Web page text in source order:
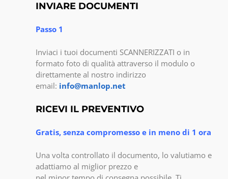
INVIARE DOCUMENTI
Passo 1
Inviaci i tuoi documenti SCANNERIZZATI o in
formato foto di qualità attraverso il modulo o
direttamente al nostro indirizzo
email: info@manlop.net
RICEVI IL PREVENTIVO
Gratis, senza compromesso e in meno di 1 ora
Una volta controllato il documento, lo valutiamo e
adattiamo al miglior prezzo e